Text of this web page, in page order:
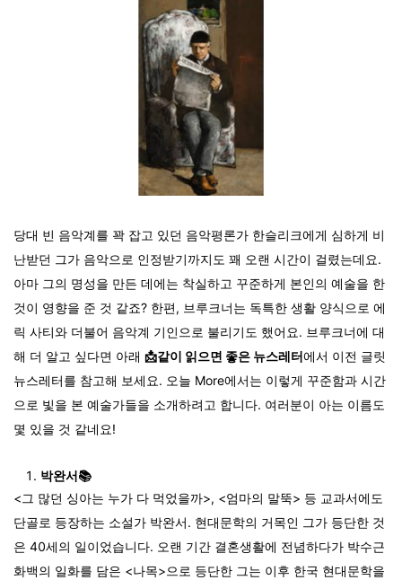
당대 빈 음악계를 꽉 잡고 있던 음악평론가 한슬리크에게 심하게 비
난받던 그가 음악으로 인정받기까지도 꽤 오랜 시간이 걸렸는데요.
아마 그의 명성을 만든 데에는 착실하고 꾸준하게 본인의 예술을 한
것이 영향을 준 것 같죠? 한편, 브루크너는 독특한 생활 양식으로 에
릭 사티와 더불어 음악계 기인으로 불리기도 했어요. 브루크너에 대
해 더 알고 싶다면 아래 📩같이 읽으면 좋은 뉴스레터에서 이전 글릿
뉴스레터를 참고해 보세요. 오늘 More에서는 이렇게 꾸준함과 시간
으로 빛을 본 예술가들을 소개하려고 합니다. 여러분이 아는 이름도
몇 있을 것 같네요!
박완서📚
<그 많던 싱아는 누가 다 먹었을까>, <엄마의 말뚝> 등 교과서에도
단골로 등장하는 소설가 박완서. 현대문학의 거목인 그가 등단한 것
은 40세의 일이었습니다. 오랜 기간 결혼생활에 전념하다가 박수근
화백의 일화를 담은 <나목>으로 등단한 그는 이후 한국 현대문학을